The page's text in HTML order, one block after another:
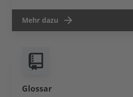
Mehr dazu
Glossar